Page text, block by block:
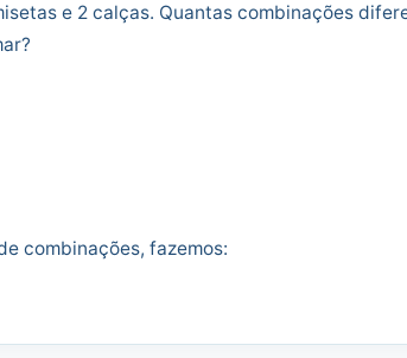
e 2 calças. Quantas combinações
combinações, fazemos: